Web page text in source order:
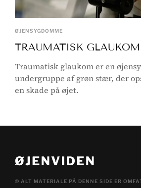
ØJENSYGDOMME
TRAUMATISK GLAUKOM
Traumatisk glaukom er en
undergruppe af grøn stær, der
en skade på øjet.
© ALT MATERIALE PÅ DENNE SIDE ER